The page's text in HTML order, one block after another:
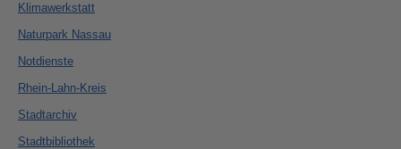
Klimawerkstatt
Naturpark Nassau
Notdienste
Rhein-Lahn-Kreis
Stadtarchiv
Stadtbibliothek